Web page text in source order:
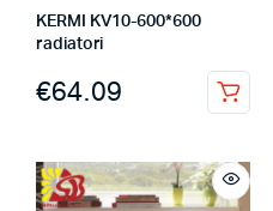
KERMI KV10-600*600
radiatori
€64.09